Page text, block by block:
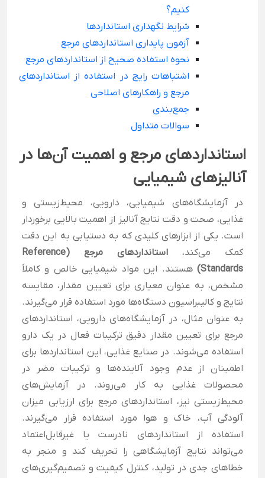
کنیم؟
شرایط نگهداری استانداردها
آزمون پایداری استانداردهای مرجع
نحوه استفاده صحیح از استانداردهای مرجع
اشتباهات رایج در استفاده از استانداردهای
مرجع و راهکارهای اصلاحی
جمع‌بندی
سوالات متداول
استانداردهای مرجع و اهمیت آن‌ها در
آنالیزهای شیمیایی
در آزمایشگاه‌های شیمیایی، دارویی، محیط‌زیستی و
غذایی، صحت و دقت نتایج آنالیز از اهمیت بالایی برخوردار
است. یکی از ابزارهای کلیدی که به دستیابی به این دقت
کمک می‌کند، استانداردهای مرجع
(Reference
Standards)
هستند. این مواد شیمیایی خالص و کاملاً
مشخص، به عنوان معیاری برای تعیین مقدار، مقایسه
نتایج و کالیبراسیون دستگاه‌ها مورد استفاده قرار می‌گیرند.
به عنوان مثال، در آزمایشگاه‌های دارویی، استانداردهای
مرجع برای تعیین مقدار دقیق ترکیبات فعال در یک دارو
استفاده می‌شوند. در صنایع غذایی، این استانداردها برای
اطمینان از عدم وجود آلاینده‌ها و ترکیبات مضر در
محصولات غذایی به کار می‌روند. در آزمایش‌های
محیط‌زیستی نیز، استانداردهای مرجع برای ارزیابی میزان
آلودگی آب، خاک و هوا مورد استفاده قرار می‌گیرند.
استفاده از استانداردهای نادرست یا غیرقابل‌اعتماد
می‌تواند نتایج آزمایشگاهی را تحریف کند و منجر به
خطاهای جدی در تولید، کنترل کیفیت و تصمیم‌گیری‌های